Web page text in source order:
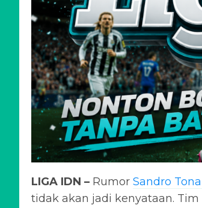
LIGA IDN – Rumor Sandro
tidak akan jadi kenyataan.